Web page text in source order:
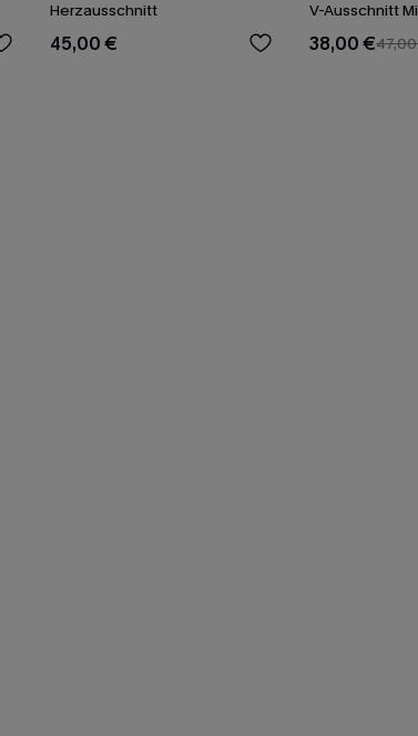
Herzausschnitt
45,00 €
V-Ausschnitt
38,00 €